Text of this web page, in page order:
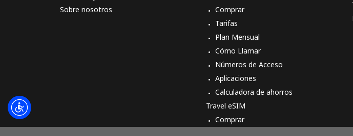
Sobre nosotros
Comprar
Tarifas
Plan Mensual
Cómo Llamar
Números de Acceso
Aplicaciones
Calculadora de ahorros
Travel eSIM
Comprar